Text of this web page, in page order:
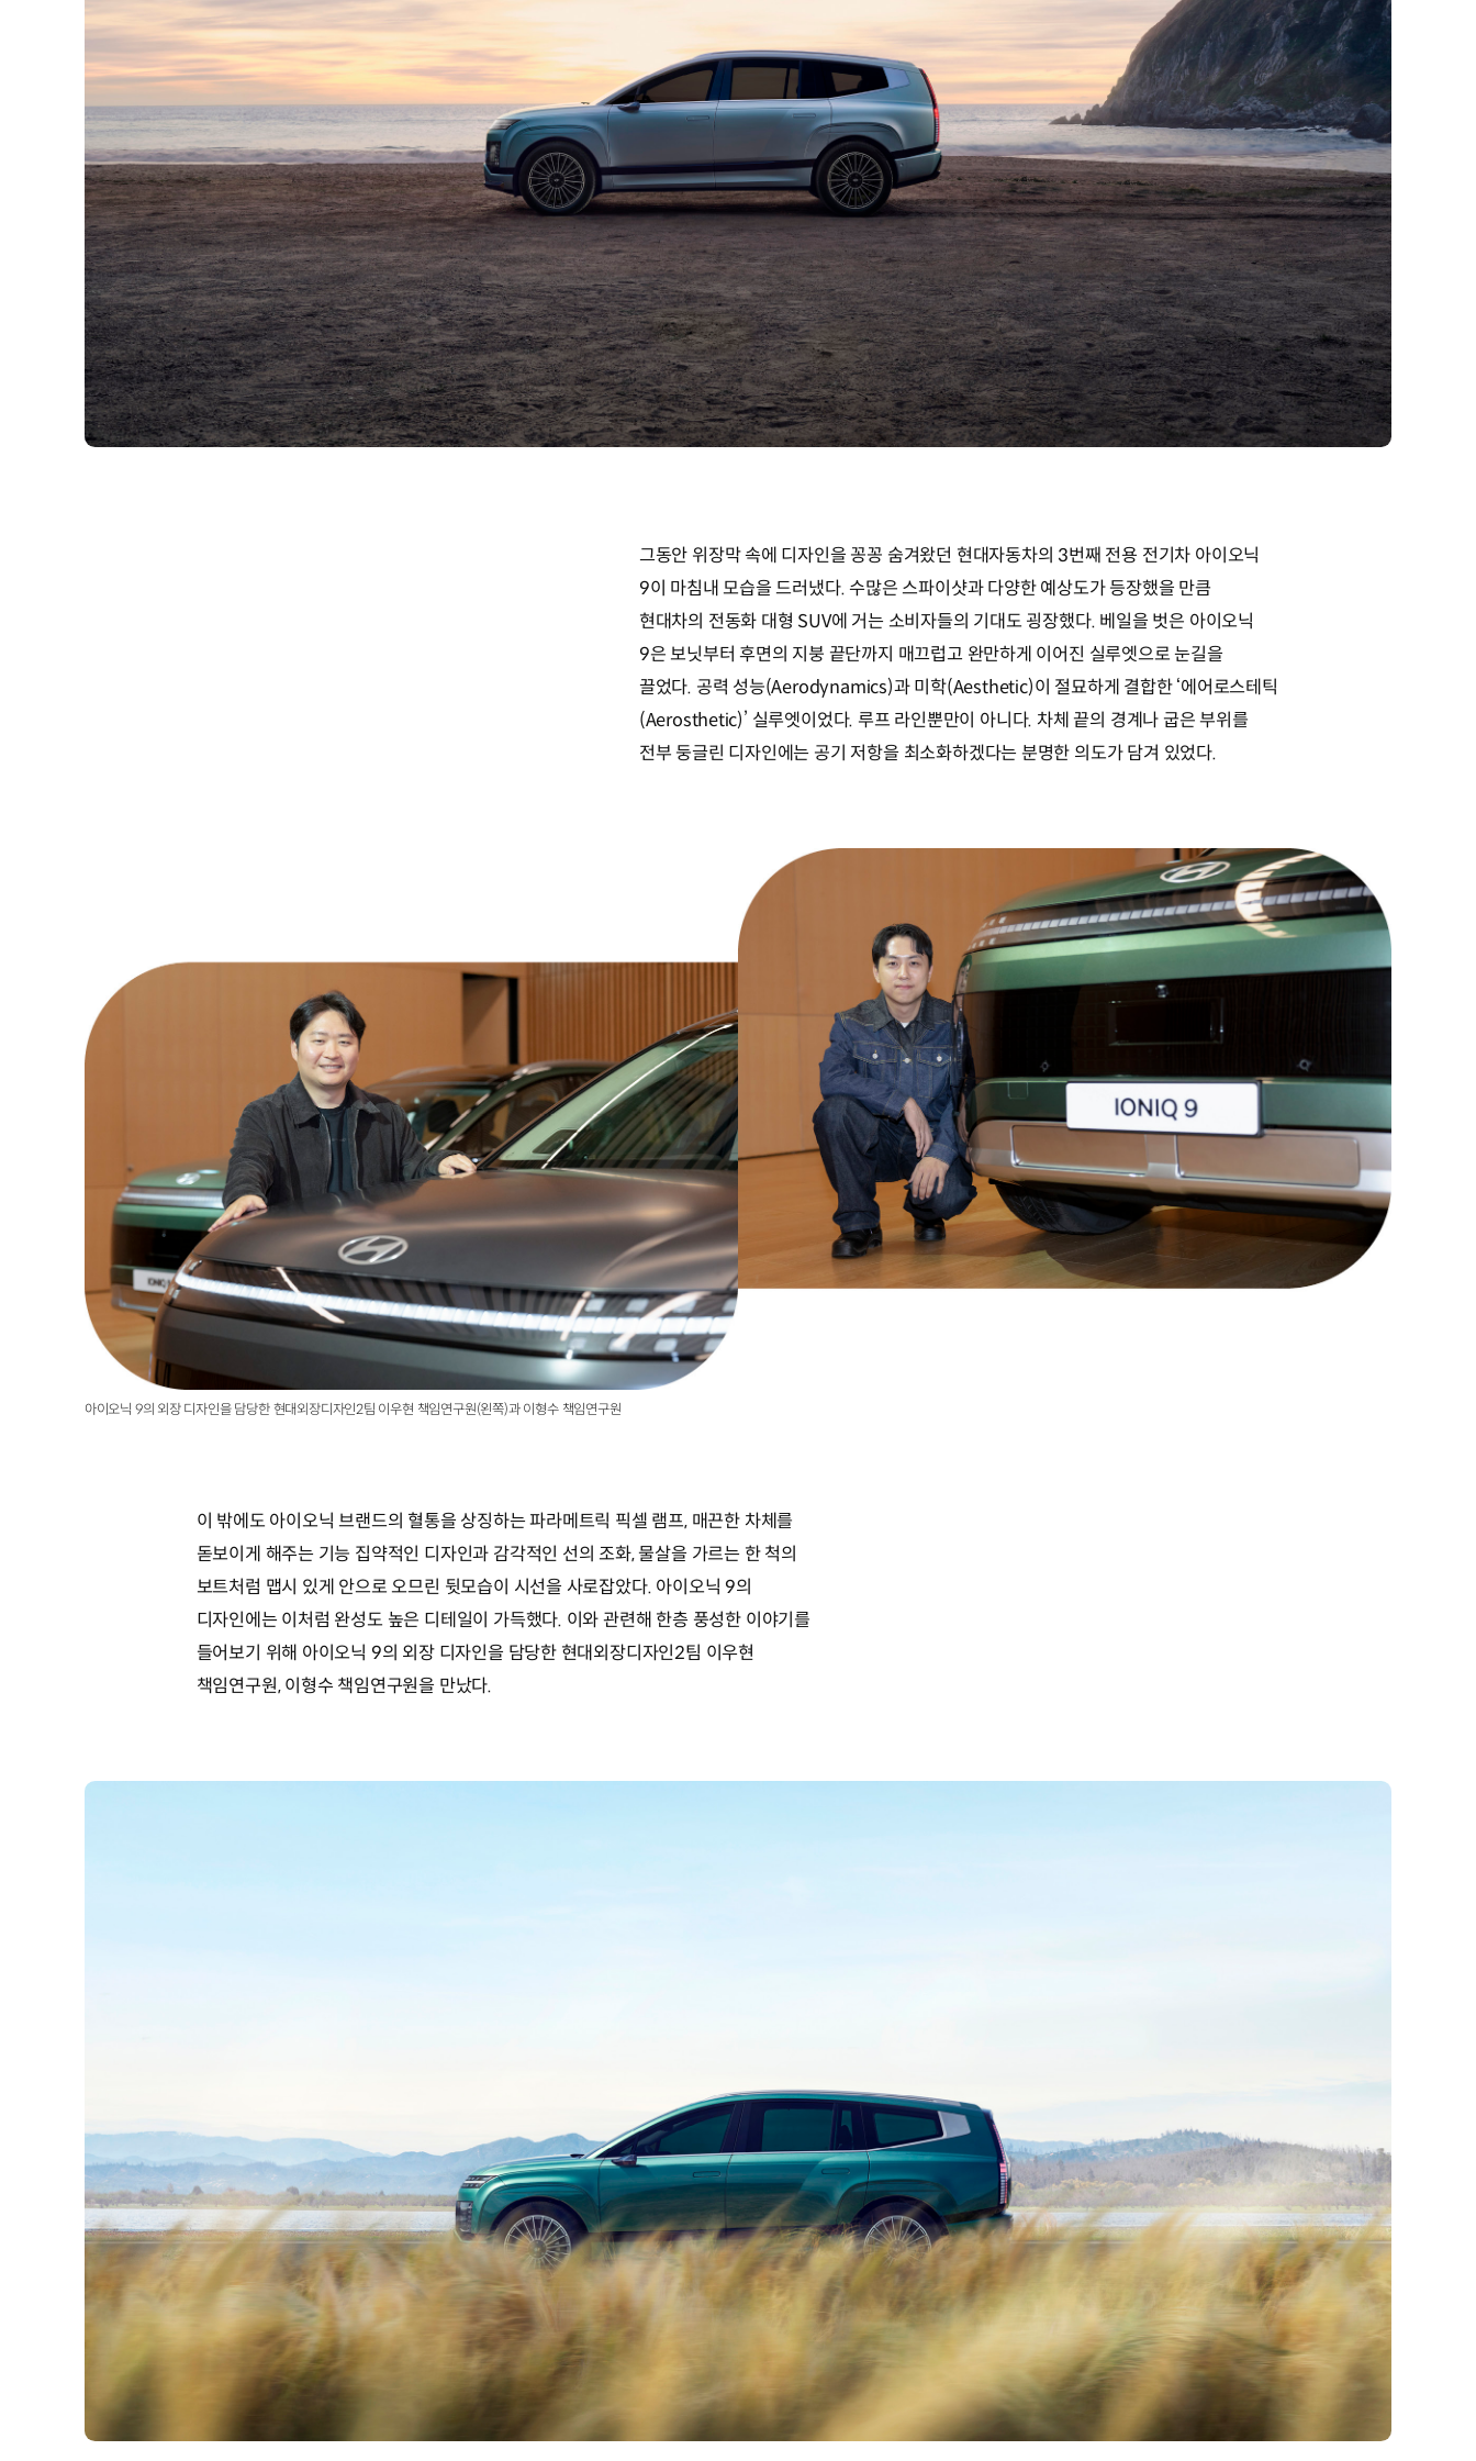
그동안 위장막 속에 디자인을 꽁꽁 숨겨왔던 현대자동차의 3번째 전용 전기차 아이오닉
9이 마침내 모습을 드러냈다. 수많은 스파이샷과 다양한 예상도가 등장했을 만큼
현대차의 전동화 대형 SUV에 거는 소비자들의 기대도 굉장했다. 베일을 벗은 아이오닉
9은 보닛부터 후면의 지붕 끝단까지 매끄럽고 완만하게 이어진 실루엣으로 눈길을
끌었다. 공력 성능(Aerodynamics)과 미학(Aesthetic)이 절묘하게 결합한 ‘에어로스테틱
(Aerosthetic)’ 실루엣이었다. 루프 라인뿐만이 아니다. 차체 끝의 경계나 굽은 부위를
전부 둥글린 디자인에는 공기 저항을 최소화하겠다는 분명한 의도가 담겨 있었다.
아이오닉 9의 외장 디자인을 담당한 현대외장디자인2팀 이우현 책임연구원(왼쪽)과 이형수 책임연구원
이 밖에도 아이오닉 브랜드의 혈통을 상징하는 파라메트릭 픽셀 램프, 매끈한 차체를
돋보이게 해주는 기능 집약적인 디자인과 감각적인 선의 조화, 물살을 가르는 한 척의
보트처럼 맵시 있게 안으로 오므린 뒷모습이 시선을 사로잡았다. 아이오닉 9의
디자인에는 이처럼 완성도 높은 디테일이 가득했다. 이와 관련해 한층 풍성한 이야기를
들어보기 위해 아이오닉 9의 외장 디자인을 담당한 현대외장디자인2팀 이우현
책임연구원, 이형수 책임연구원을 만났다.